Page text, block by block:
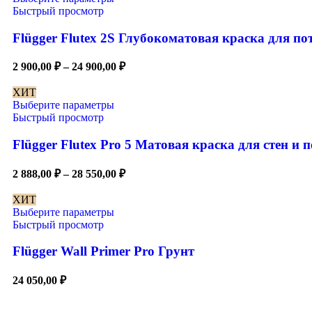
Быстрый просмотр
Flügger Flutex 2S Глубокоматовая краска для
2 900,00 ₽ – 24 900,00 ₽
ХИТ
Выберите параметры
Быстрый просмотр
Flügger Flutex Pro 5 Матовая краска для стен и
2 888,00 ₽ – 28 550,00 ₽
ХИТ
Выберите параметры
Быстрый просмотр
Flügger Wall Primer Pro Грунт
24 050,00 ₽